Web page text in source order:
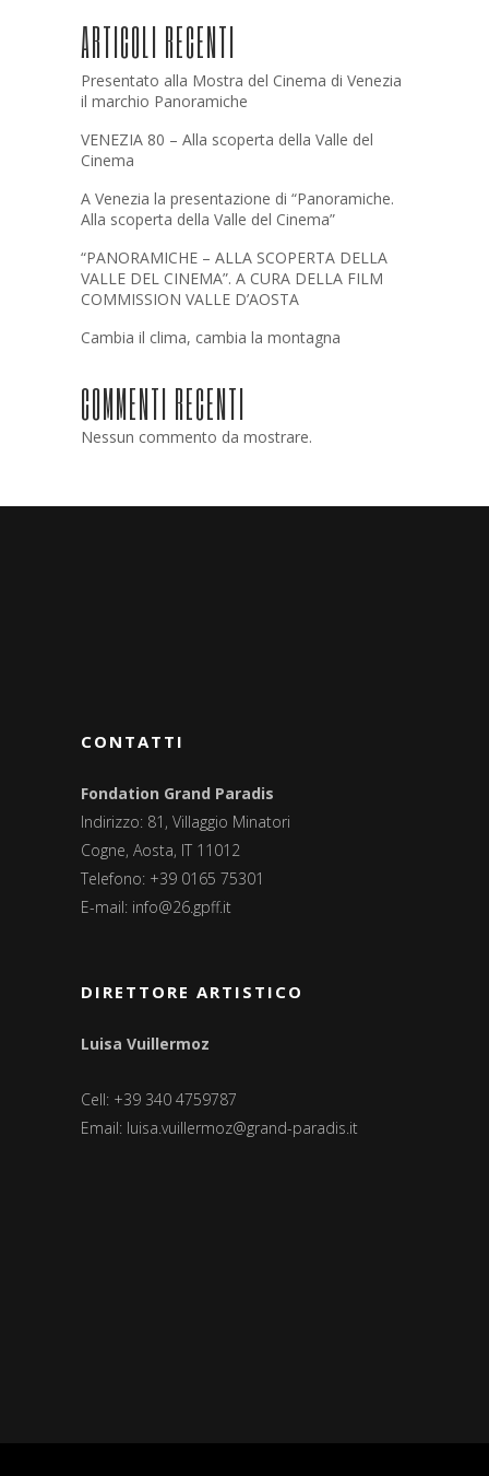
ARTICOLI RECENTI
Presentato alla Mostra del Cinema di Venezia
il marchio Panoramiche
VENEZIA 80 – Alla scoperta della Valle del
Cinema
A Venezia la presentazione di “Panoramiche.
Alla scoperta della Valle del Cinema”
“PANORAMICHE – ALLA SCOPERTA DELLA
VALLE DEL CINEMA”. A CURA DELLA FILM
COMMISSION VALLE D’AOSTA
Cambia il clima, cambia la montagna
COMMENTI RECENTI
Nessun commento da mostrare.
CONTATTI
Fondation Grand Paradis
Indirizzo: 81, Villaggio Minatori
Cogne, Aosta, IT 11012
Telefono: +39 0165 75301
E-mail: info@26.gpff.it
DIRETTORE ARTISTICO
Luisa Vuillermoz
Cell: +39 340 4759787
Email: luisa.vuillermoz@grand-paradis.it